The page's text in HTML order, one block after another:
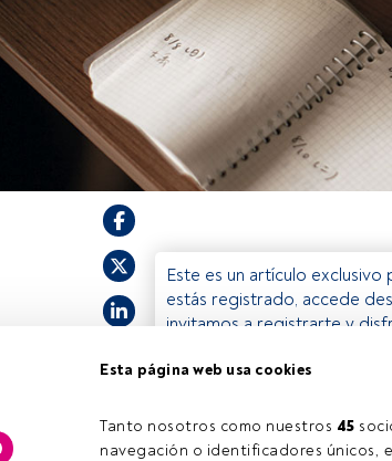
Esta página web usa cookies
Tanto nosotros como nuestros 45
navegación o identificadores únicos,
Este es un artículo
estás registrado, accede
invitamos a registrarte y